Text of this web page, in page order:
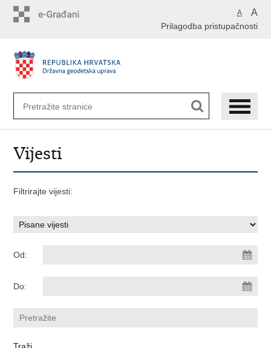
A A
Prilagodba pristupačnosti
Vijesti
Filtrirajte vijesti:
Od:
Do: